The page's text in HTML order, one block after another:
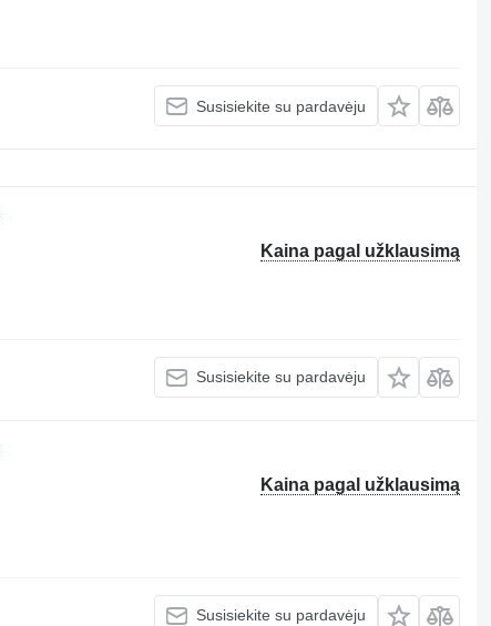
Susisiekite su pardavėju
Kaina pagal užklausimą
Susisiekite su pardavėju
Kaina pagal užklausimą
Susisiekite su pardavėju